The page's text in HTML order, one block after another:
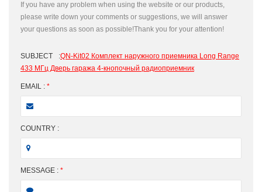
If you have any problem when using the website or our products,
please write down your comments or suggestions, we will answer
your questions as soon as possible!Thank you for your attention!
SUBJECT :QN-Kit02 Комплект наружного приемника Long Range
433 МГц Дверь гаража 4-кнопочный радиоприемник
EMAIL : *
COUNTRY :
MESSAGE : *